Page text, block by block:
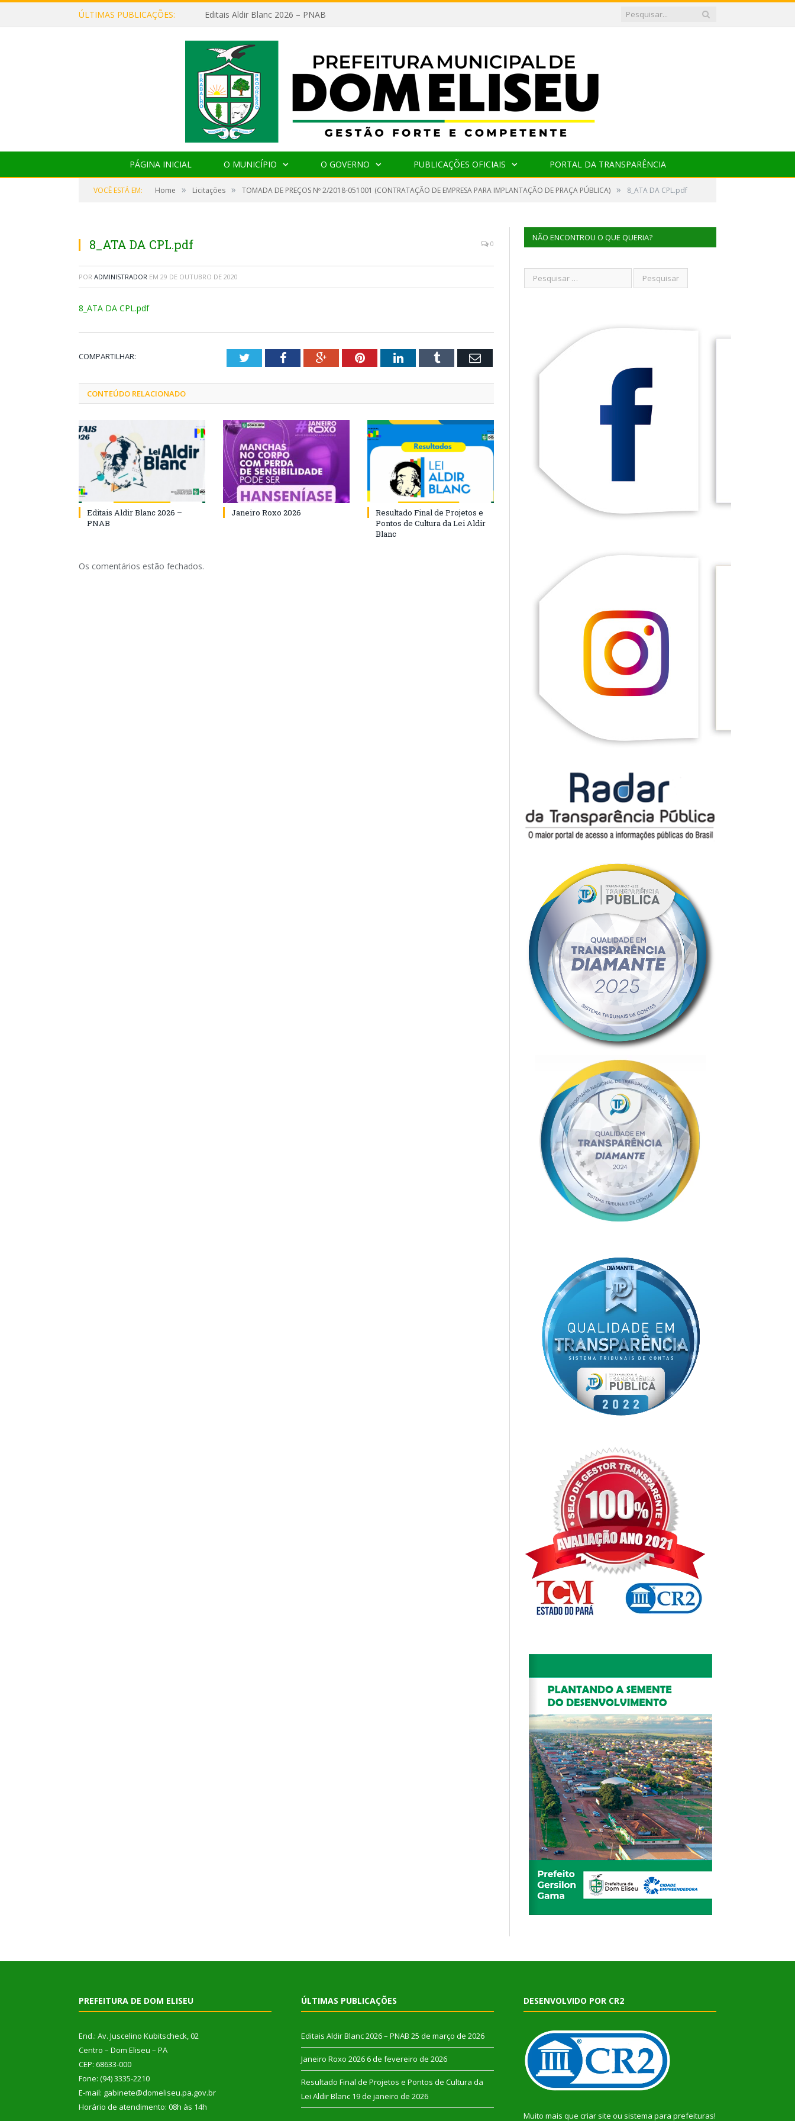
ÚLTIMAS PUBLICAÇÕES: Editais Aldir Blanc 2026 – PNAB
PÁGINA INICIAL O MUNICÍPIO O GOVERNO PUBLICAÇÕES OFICIAIS PORTAL DA TRANSPARÊNCIA
VOCÊ ESTÁ EM: Home » Licitações » TOMADA DE PREÇOS Nº 2/2018-051001 (CONTRATAÇÃO DE EMPRESA PARA IMPLANTAÇÃO DE PRAÇA PÚBLICA) » 8_ATA DA CPL.pdf
8_ATA DA CPL.pdf 0
POR ADMINISTRADOR EM 29 DE OUTUBRO DE 2020
8_ATA DA CPL.pdf
COMPARTILHAR: TwitterFacebookGoogle+PinterestLinkedInTumblr Email
CONTEÚDO RELACIONADO
Editais Aldir Blanc 2026 –
PNAB
Janeiro Roxo 2026
Resultado Final de Projetos e
Pontos de Cultura da Lei Aldir
Blanc
Os comentários estão fechados.
NÃO ENCONTROU O QUE QUERIA?
PREFEITURA DE DOM ELISEU
End.: Av. Juscelino Kubitscheck, 02
Centro – Dom Eliseu – PA
CEP: 68633-000
Fone: (94) 3335-2210
E-mail: gabinete@domeliseu.pa.gov.br
Horário de atendimento: 08h às 14h
ÚLTIMAS PUBLICAÇÕES
Editais Aldir Blanc 2026 – PNAB 25 de março de 2026
Janeiro Roxo 2026 6 de fevereiro de 2026
Resultado Final de Projetos e Pontos de Cultura da
Lei Aldir Blanc 19 de janeiro de 2026
DESENVOLVIDO POR CR2
Muito mais que criar site ou sistema para prefeituras!